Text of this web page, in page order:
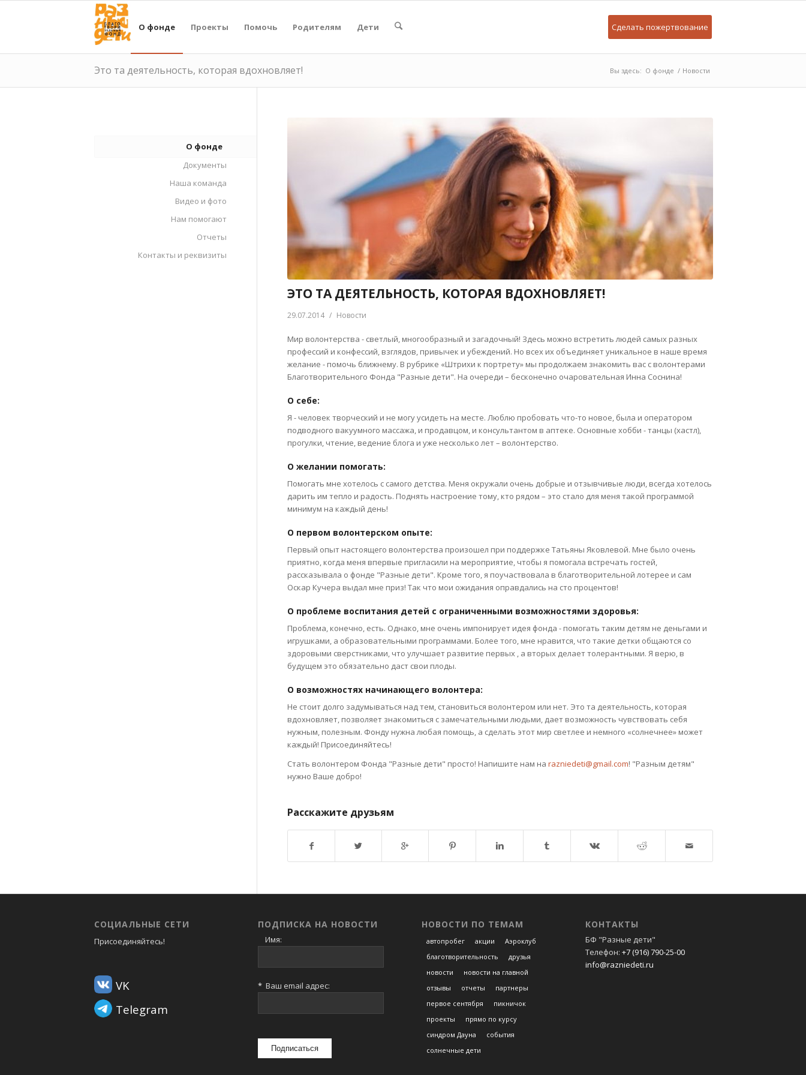
О фонде Проекты Помочь Родителям Дети Сделать пожертвование
Это та деятельность, которая вдохновляет! Вы здесь: О фонде / Новости
О фонде
Документы
Наша команда
Видео и фото
Нам помогают
Отчеты
Контакты и реквизиты
ЭТО ТА ДЕЯТЕЛЬНОСТЬ, КОТОРАЯ ВДОХНОВЛЯЕТ!
29.07.2014 / Новости
Мир волонтерства - светлый, многообразный и загадочный! Здесь можно встретить людей самых разных
профессий и конфессий, взглядов, привычек и убеждений. Но всех их объединяет уникальное в наше время
желание - помочь ближнему. В рубрике «Штрихи к портрету» мы продолжаем знакомить вас с волонтерами
Благотворительного Фонда "Разные дети". На очереди – бесконечно очаровательная Инна Соснина!
О себе:
Я - человек творческий и не могу усидеть на месте. Люблю пробовать что-то новое, была и оператором
подводного вакуумного массажа, и продавцом, и консультантом в аптеке. Основные хобби - танцы (хастл),
прогулки, чтение, ведение блога и уже несколько лет – волонтерство.
О желании помогать:
Помогать мне хотелось с самого детства. Меня окружали очень добрые и отзывчивые люди, всегда хотелось
дарить им тепло и радость. Поднять настроение тому, кто рядом – это стало для меня такой программой
минимум на каждый день!
О первом волонтерском опыте:
Первый опыт настоящего волонтерства произошел при поддержке Татьяны Яковлевой. Мне было очень
приятно, когда меня впервые пригласили на мероприятие, чтобы я помогала встречать гостей,
рассказывала о фонде "Разные дети". Кроме того, я поучаствовала в благотворительной лотерее и сам
Оскар Кучера выдал мне приз! Так что мои ожидания оправдались на сто процентов!
О проблеме воспитания детей с ограниченными возможностями здоровья:
Проблема, конечно, есть. Однако, мне очень импонирует идея фонда - помогать таким детям не деньгами и
игрушками, а образовательными программами. Более того, мне нравится, что такие детки общаются со
здоровыми сверстниками, что улучшает развитие первых , а вторых делает толерантными. Я верю, в
будущем это обязательно даст свои плоды.
О возможностях начинающего волонтера:
Не стоит долго задумываться над тем, становиться волонтером или нет. Это та деятельность, которая
вдохновляет, позволяет знакомиться с замечательными людьми, дает возможность чувствовать себя
нужным, полезным. Фонду нужна любая помощь, а сделать этот мир светлее и немного «солнечнее» может
каждый! Присоединяйтесь!
Стать волонтером Фонда "Разные дети" просто! Напишите нам на razniedeti@gmail.com! "Разным детям"
нужно Ваше добро!
Расскажите друзьям
СОЦИАЛЬНЫЕ СЕТИ
Присоединяйтесь!
VK
Telegram
ПОДПИСКА НА НОВОСТИ
Имя:
*Ваш email адрес:
НОВОСТИ ПО ТЕМАМ
автопробег акции
Аэроклуб
благотворительность
друзья
новости
новости на главной
отзывы
отчеты
партнеры
первое сентября
пикничок
проекты
прямо по курсу
синдром Дауна
события
солнечные дети
КОНТАКТЫ
БФ "Разные дети"
Телефон: +7 (916) 790-25-00
info@razniedeti.ru